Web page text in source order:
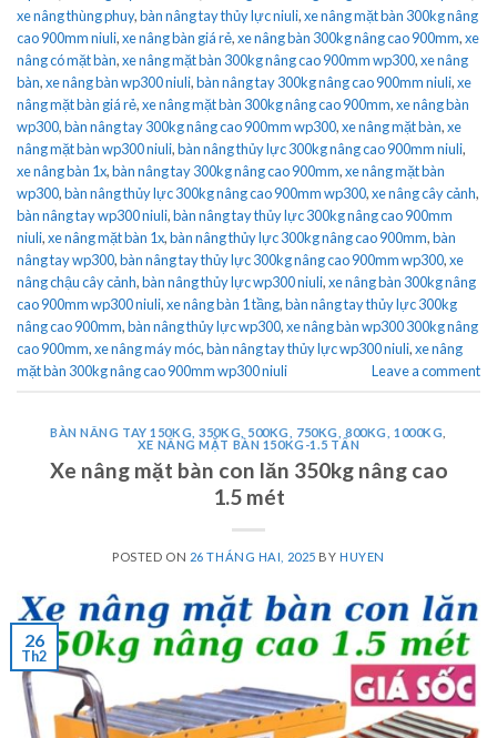
xe nâng thùng phuy,bàn nâng tay thủy lực niuli,xe nâng mặt bàn 300kg nâng
cao 900mm niuli,xe nâng bàn giá rẻ,xe nâng bàn 300kg nâng cao 900mm,xe
nâng có mặt bàn,xe nâng mặt bàn 300kg nâng cao 900mm wp300,xe nâng
bàn,xe nâng bàn wp300 niuli,bàn nâng tay 300kg nâng cao 900mm niuli,xe
nâng mặt bàn giá rẻ,xe nâng mặt bàn 300kg nâng cao 900mm,xe nâng bàn
wp300,bàn nâng tay 300kg nâng cao 900mm wp300,xe nâng mặt bàn,xe
nâng mặt bàn wp300 niuli,bàn nâng thủy lực 300kg nâng cao 900mm niuli,
xe nâng bàn 1x,bàn nâng tay 300kg nâng cao 900mm,xe nâng mặt bàn
wp300,bàn nâng thủy lực 300kg nâng cao 900mm wp300,xe nâng cây cảnh,
bàn nâng tay wp300 niuli,bàn nâng tay thủy lực 300kg nâng cao 900mm
niuli,xe nâng mặt bàn 1x,bàn nâng thủy lực 300kg nâng cao 900mm,bàn
nâng tay wp300,bàn nâng tay thủy lực 300kg nâng cao 900mm wp300,xe
nâng chậu cây cảnh,bàn nâng thủy lực wp300 niuli,xe nâng bàn 300kg nâng
cao 900mm wp300 niuli,xe nâng bàn 1 tầng,bàn nâng tay thủy lực 300kg
nâng cao 900mm,bàn nâng thủy lực wp300,xe nâng bàn wp300 300kg nâng
cao 900mm,xe nâng máy móc,bàn nâng tay thủy lực wp300 niuli,xe nâng
mặt bàn 300kg nâng cao 900mm wp300 niuli
Leave a comment
BÀN NÂNG TAY 150KG, 350KG, 500KG, 750KG, 800KG, 1000KG
XE NÂNG MẶT BÀN 150KG-1.5 TẤN
Xe nâng mặt bàn con lăn 350kg nâng cao
1.5 mét
POSTED ON 26 THÁNG HAI, 2025 BYHUYEN
26
Th2